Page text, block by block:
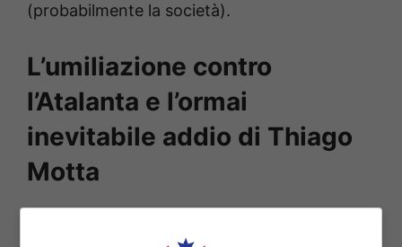
(probabilmente la società).
L’umiliazione contro
l’Atalanta e l’ormai
inevitabile addio di Thiago
Motta